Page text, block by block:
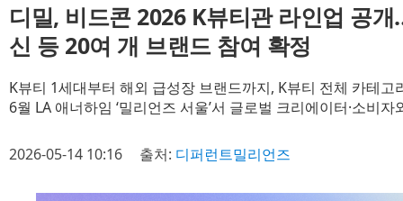
디밀, 비드콘 2026 K뷰티관 라인업 공
신 등 20여 개 브랜드 참여 확정
K뷰티 1세대부터 해외 급성장 브랜드까지, K뷰티 전체 카테고
6월 LA 애너하임 ‘밀리언즈 서울’서 글로벌 크리에이터·소비
2026-05-14 10:16 출처: 디퍼런트밀리언즈